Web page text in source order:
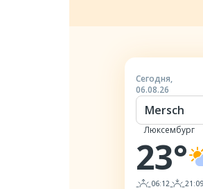
Сегодня,
06.08.26
Mersch
Люксембург
23°
06:12 21:09